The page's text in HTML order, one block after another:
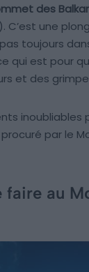
des
C’est une
toujours
qui est pour
et des
inoubliables
par le
faire au